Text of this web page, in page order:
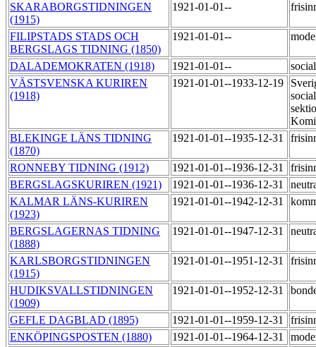
SKARABORGSTIDNINGEN
(1915)
1921-01-01--
FILIPSTADS STADS OCH
BERGSLAGS TIDNING (1850)
1921-01-01--
DALADEMOKRATEN (1918) 1921-01-01--
VÄSTSVENSKA KURIREN
(1918)
1921-01-01--1933-12-19
BLEKINGE LÄNS TIDNING
(1870)
1921-01-01--1935-12-31
RONNEBY TIDNING (1912) 1921-01-01--1936-12-31
BERGSLAGSKURIREN (1921)
1921-01-01--1936-12-31
KALMAR LÄNS-KURIREN
(1923)
1921-01-01--1942-12-31
BERGSLAGERNAS TIDNING
(1888)
1921-01-01--1947-12-31
KARLSBORGSTIDNINGEN
(1915)
1921-01-01--1951-12-31
HUDIKSVALLSTIDNINGEN
(1909)
1921-01-01--1952-12-31
GEFLE DAGBLAD (1895) 1921-01-01--1959-12-31
ENKÖPINGSPOSTEN (1880)
1921-01-01--1964-12-31